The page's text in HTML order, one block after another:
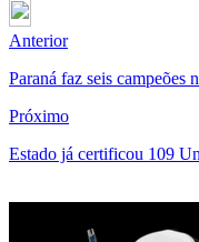
Anterior
Paraná faz seis
Próximo
Estado já certificou 109